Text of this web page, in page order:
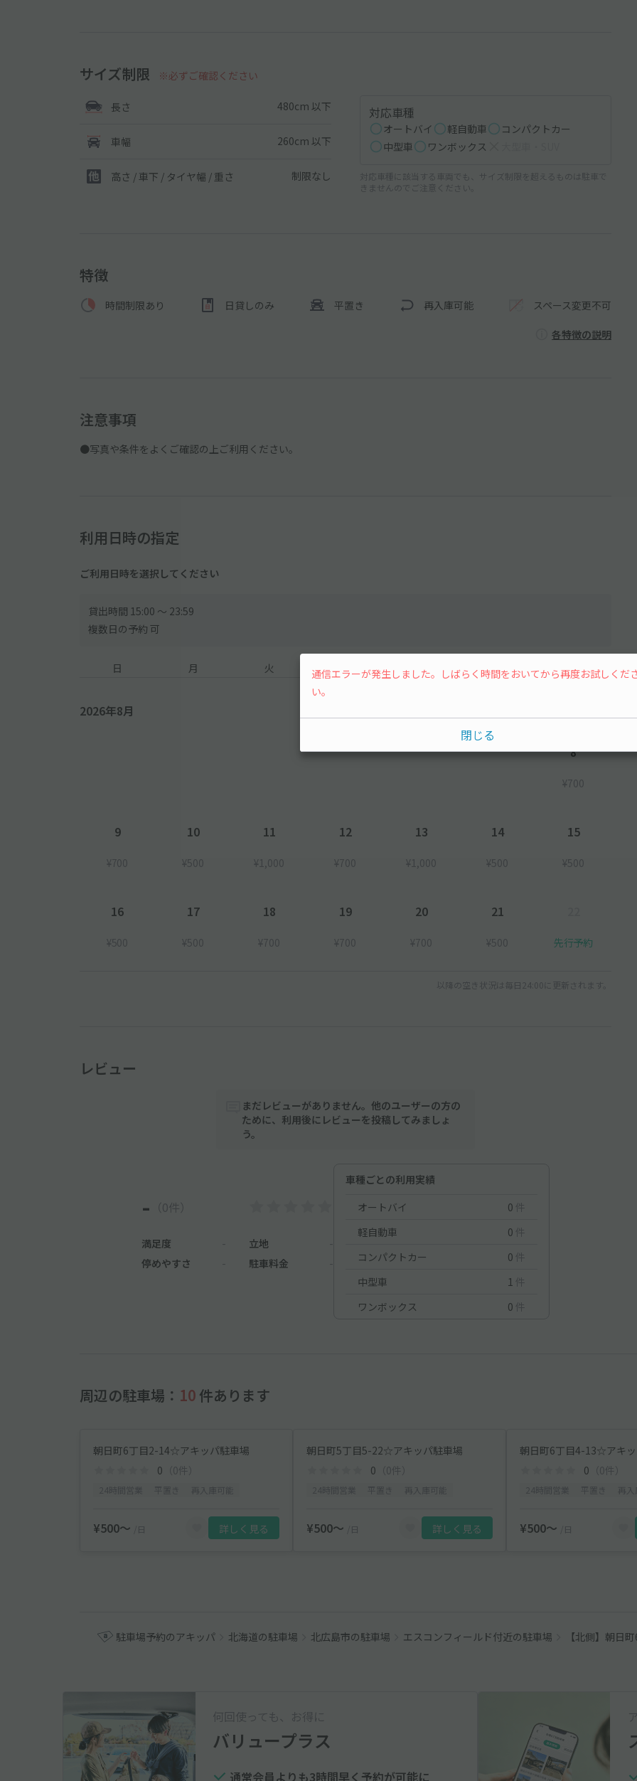
サイズ制限 ※必ずご確認ください
長さ 480cm 以下
車幅 260cm 以下
高さ / 車下 / タイヤ幅 / 重さ 制限なし
対応車種
オートバイ 軽自動車
コンパクトカー
中型車
ワンボックス
対応車種に該当する車両でも、サイズ制限を超えるものは駐車で
きませんのでご注意ください。
特徴
時間制限あり 日貸しのみ 平置き 再入庫可能 スペース変更不可
各特徴の説明
注意事項
●写真や条件をよくご確認の上ご利用ください。
利用日時の指定
ご利用日時を選択してください
貸出時間 15:00 〜 23:59
複数日の予約 可
日 月 火 水 木 金 土
2026年8月
8
¥700
9
¥700
10
¥500
11
¥1,000
12
¥700
13
¥1,000
14
¥500
15
¥500
16
¥500
17
¥500
18
¥700
19
¥700
20
¥700
21
¥500 先行予約
以降の空き状況は毎日24:00に更新されます。
レビュー
まだレビューがありません。他のユーザーの方の
ために、利用後にレビューを投稿してみましょ
う。
- （0件）
満足度 立地
停めやすさ
駐車料金
車種ごとの利用実績
オートバイ
0 件
軽自動車
0 件
コンパクトカー
0 件
中型車
1 件
ワンボックス
0 件
周辺の駐車場： 10 件あります
朝日町6丁目2-14☆アキッパ駐車場
0 （0件）
¥500〜 /日 詳しく見る
朝日町5丁目5-22☆アキッパ駐車場
0 （0件）
¥500〜 /日 詳しく見る
朝日町6丁目4-13☆アキ
0 （0件）
¥500〜 /日
駐車場予約のアキッパ 北海道の駐車場 北広島市の駐車場 エスコンフィールド付近の駐車場 【北側】朝日
通信エラーが発生しました。しばらく時間をおいてから再度お試しくだ
い。
閉じる
何回使っても、お得に
バリュープラス
通常会員よりも3時間早く予約が可能に